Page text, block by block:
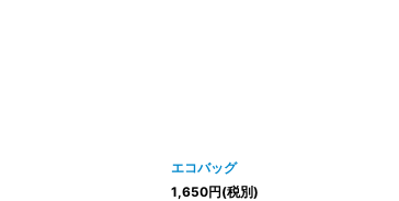
エコバッグ
1,650円(税別)